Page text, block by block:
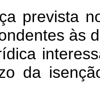
prevista
às
da